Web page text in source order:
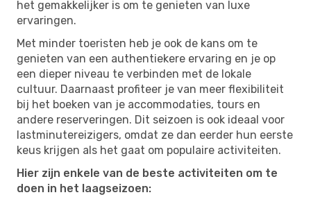
het gemakkelijker is om te genieten van luxe
ervaringen.
Met minder toeristen heb je ook de kans om te
genieten van een authentiekere ervaring en je op
een dieper niveau te verbinden met de lokale
cultuur. Daarnaast profiteer je van meer flexibiliteit
bij het boeken van je accommodaties, tours en
andere reserveringen. Dit seizoen is ook ideaal voor
lastminutereizigers, omdat ze dan eerder hun eerste
keus krijgen als het gaat om populaire activiteiten.
Hier zijn enkele van de beste activiteiten om te
doen in het laagseizoen: